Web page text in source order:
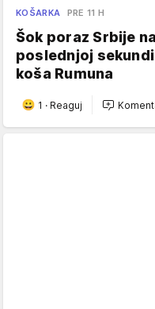
KOŠARKA PRE 11 H
Šok poraz Srbije
poslednjoj
koša Rumuna
1 · Reaguj